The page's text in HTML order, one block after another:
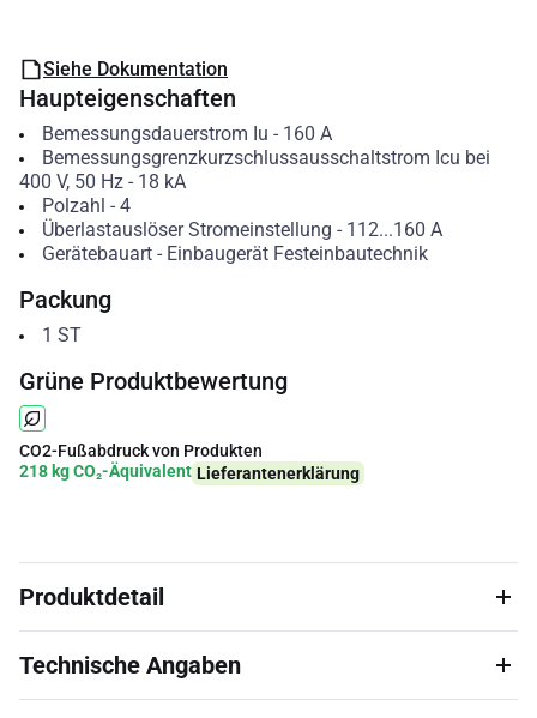
Siehe Dokumentation
Haupteigenschaften
Bemessungsdauerstrom Iu - 160 A
Bemessungsgrenzkurzschlussausschaltstrom Icu bei
400 V, 50 Hz - 18 kA
Polzahl - 4
Überlastauslöser Stromeinstellung - 112...160 A
Gerätebauart- Einbaugerät Festeinbautechnik
Packung
1 ST
Grüne Produktbewertung
CO2-Fußabdruck von Produkten
218 kg CO₂-Äquivalent Lieferantenerklärung
Produktdetail
Technische Angaben